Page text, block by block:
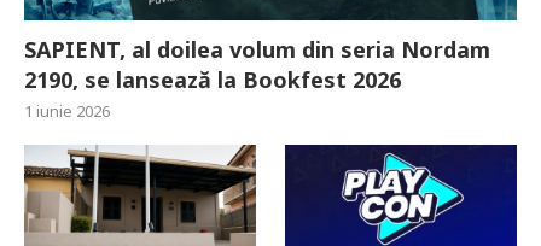
SAPIENT, al doilea volum din seria Nordam
2190, se lansează la Bookfest 2026
1 iunie 2026